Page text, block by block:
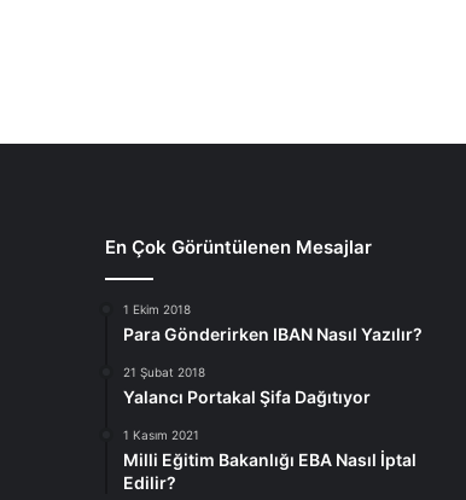
En Çok Görüntülenen Mesajlar
1 Ekim 2018
Para Gönderirken IBAN Nasıl Yazılır?
21 Şubat 2018
Yalancı Portakal Şifa Dağıtıyor
1 Kasım 2021
Milli Eğitim Bakanlığı EBA Nasıl İptal
Edilir?